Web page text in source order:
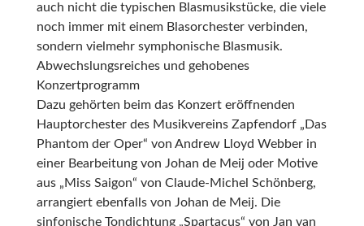
auch nicht die typischen Blasmusikstücke, die viele
noch immer mit einem Blasorchester verbinden,
sondern vielmehr symphonische Blasmusik.
Abwechslungsreiches und gehobenes
Konzertprogramm
Dazu gehörten beim das Konzert eröffnenden
Hauptorchester des Musikvereins Zapfendorf „Das
Phantom der Oper“ von Andrew Lloyd Webber in
einer Bearbeitung von Johan de Meij oder Motive
aus „Miss Saigon“ von Claude-Michel Schönberg,
arrangiert ebenfalls von Johan de Meij. Die
sinfonische Tondichtung „Spartacus“ von Jan van